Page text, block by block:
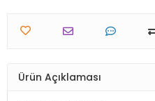
Ürün Açıklaması